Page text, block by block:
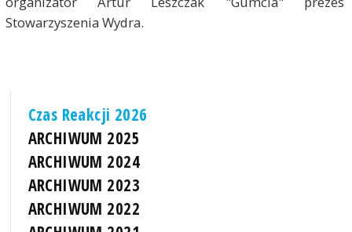
Stowarzyszenia Wydra.
Czas Reakcji 2026
ARCHIWUM 2025
ARCHIWUM 2024
ARCHIWUM 2023
ARCHIWUM 2022